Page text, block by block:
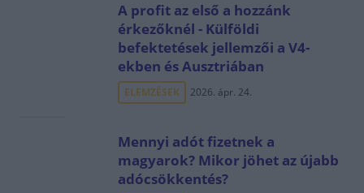
A profit az első a hozzánk
érkezőknél - Külföldi
befektetések jellemzői a V4-
ekben és Ausztriában
ELEMZÉSEK 2026. ápr. 24.
Mennyi adót fizetnek a
magyarok? Mikor jöhet az újabb
adócsökkentés?